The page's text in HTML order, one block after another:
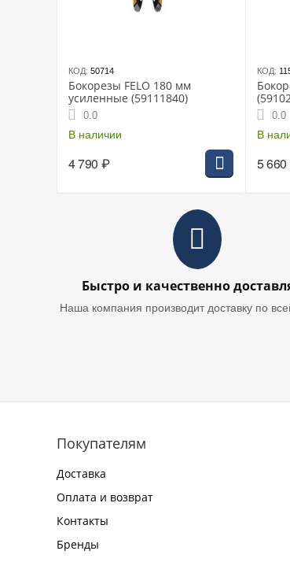
КОД: 50714
Бокорезы FELO 180 мм
усиленные (59111840)
0.0
В наличии
4 790 ₽
КОД:
0.0
В
5 660
Быстро и качественно
Наша компания производит доставку по
Покупателям
Доставка
Оплата и возврат
Контакты
Бренды